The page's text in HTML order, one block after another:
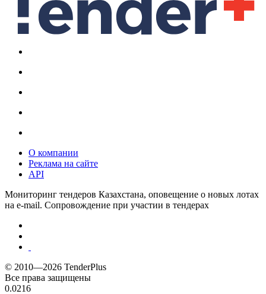
О компании
Реклама на сайте
API
Мониторинг тендеров Казахстана, оповещение о новых лотах
на e-mail. Сопровождение при участии в тендерах
© 2010—2026 TenderPlus
Все права защищены
0.0216